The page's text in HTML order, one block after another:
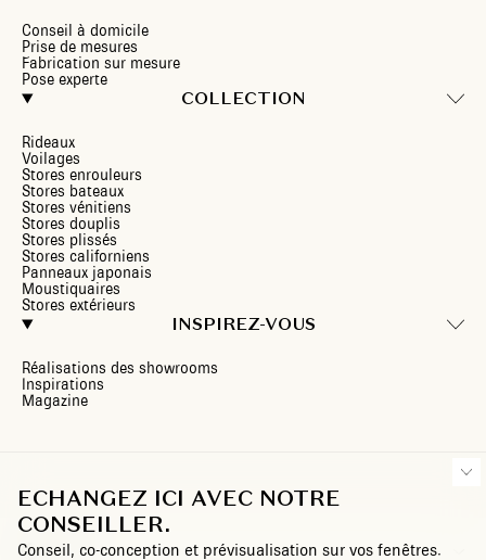
ECHANGEZ ICI AVEC NOTRE
CONSEILLER.
Conseil, co-conception et prévisualisation sur vos fenêtres.
Conseil à domicile
Prise de mesures
Fabrication sur mesure
Pose experte
COLLECTION
Rideaux
Voilages
Stores enrouleurs
Stores bateaux
Stores vénitiens
Stores douplis
Stores plissés
Stores californiens
Panneaux japonais
Moustiquaires
Stores extérieurs
INSPIREZ-VOUS
Réalisations des showrooms
Inspirations
Magazine
CH/FR